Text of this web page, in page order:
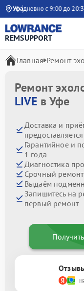
Уфа
Ежедневно с 9:00 до 20:30
REMSUPPORT
Главная Ремонт
Ремонт
LIVE в Уфе
Доставка и
Гарантийное и
1 года
Диагностика
Срочный ремонт
Выдаём
Запишитесь на
первый ремонт